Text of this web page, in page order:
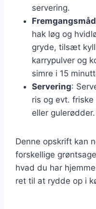
servering.
hak løg og
gryde, tilsæt
karrypulver og
simre i 15
Servering:
ris og evt.
eller gulerødder.
Denne opskrift kan
forskellige
hvad du har
ret til at rydde op i